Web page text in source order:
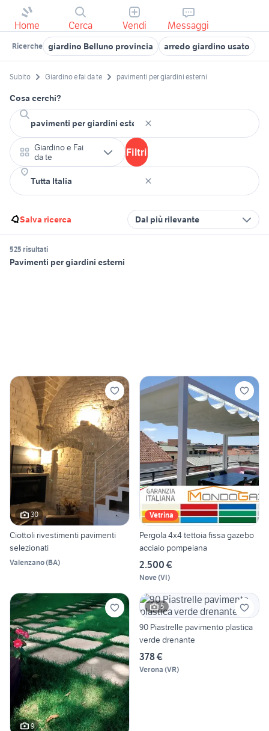
Home Cerca Vendi Messaggi
Ricerche giardino Belluno provincia arredo giardino usato
Subito Giardino e fai da te pavimenti per giardini esterni
Cosa cerchi?
Giardino e Fai
da te
Filtri
Salva ricerca Dal più rilevante
525 risultati
Pavimenti per giardini esterni
30
Ciottoli rivestimenti pavimenti
selezionati
Valenzano(BA)
Vetrina
Pergola 4x4 tettoia fissa gazebo
acciaio pompeiana
2.500 €
Nove(VI)
9
5
90 Piastrelle pavimento plastica
verde drenante
378 €
Verona (VR)